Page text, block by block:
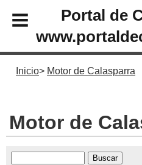
Portal de
Inicio Motor de Calasparra
Motor de